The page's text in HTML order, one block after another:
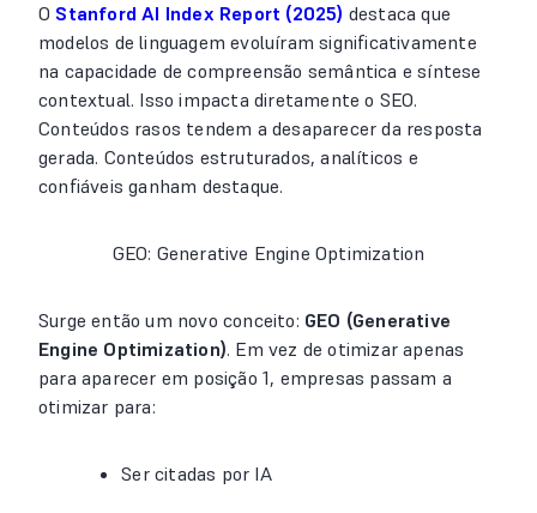
O Stanford AI Index Report (2025) destaca que
modelos de linguagem evoluíram significativamente
na capacidade de compreensão semântica e síntese
contextual. Isso impacta diretamente o SEO.
Conteúdos rasos tendem a desaparecer da resposta
gerada. Conteúdos estruturados, analíticos e
confiáveis ganham destaque.
GEO: Generative Engine Optimization
Surge então um novo conceito: GEO (Generative
Engine Optimization). Em vez de otimizar apenas
para aparecer em posição 1, empresas passam a
otimizar para:
Ser citadas por IA